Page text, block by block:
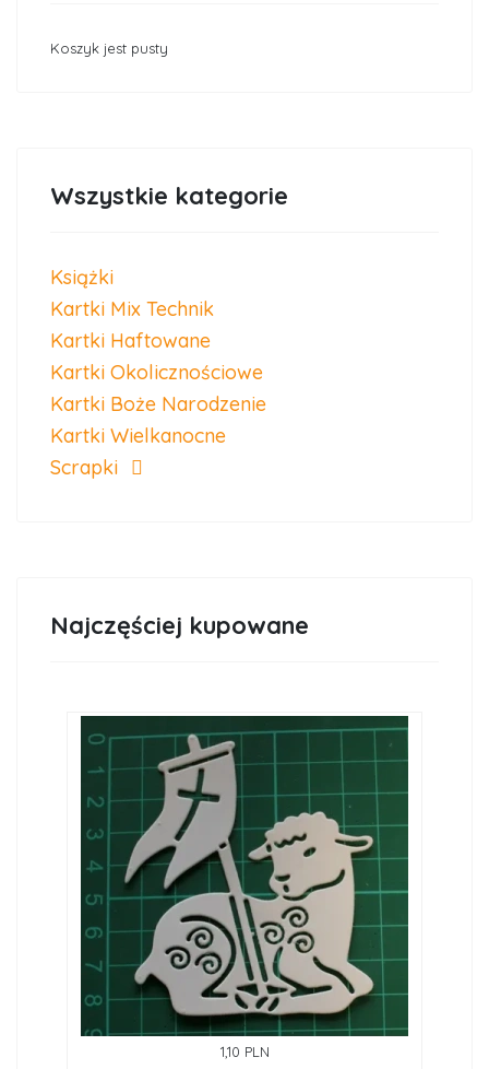
Koszyk jest pusty
Wszystkie kategorie
Książki
Kartki Mix Technik
Kartki Haftowane
Kartki Okolicznościowe
Kartki Boże Narodzenie
Kartki Wielkanocne
Scrapki
Najczęściej kupowane
1,10 PLN